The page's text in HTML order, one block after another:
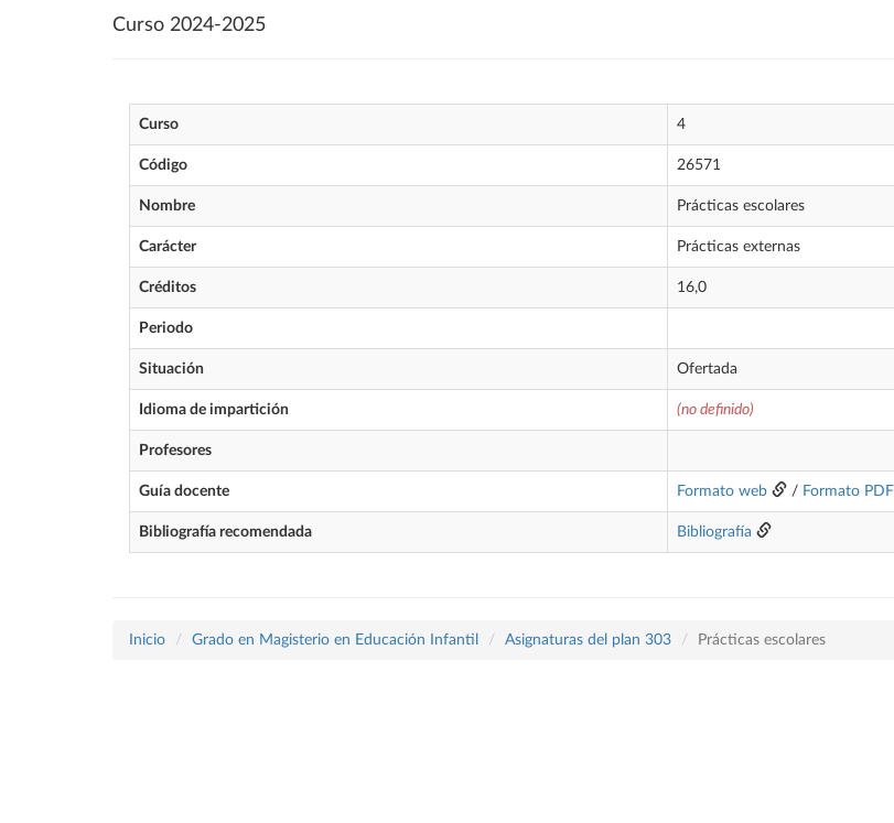
Curso 2024-2025
Curso 4
Código 26571
Nombre Prácticas escolares
Carácter Prácticas externas
Créditos 16,0
Periodo
Situación Ofertada
Idioma de impartición (no definido)
Profesores
Guía docente Formato web / Formato PDF
Bibliografía recomendada Bibliografía
Inicio Grado en Magisterio en Educación Infantil Asignaturas del plan 303 Prácticas escolares